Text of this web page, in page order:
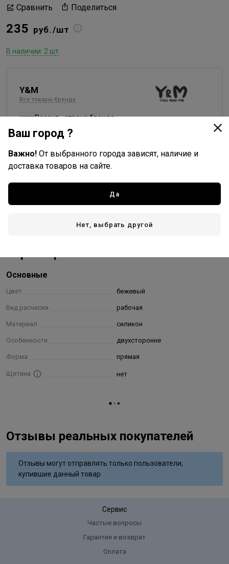
Сравнить Поделиться
235 руб./шт
В наличии: 2 шт
Y&M
Все товары бренда
Россия - страна бренда
Китай - страна производства
Доставка
Стоимость и способы доставки будут доступны при
Основные
Цвет бежевый
Вид расчески рабочая
Материал силикон
Особенности двухсторонне
Форма прямая
Щетина нет
Отзывы реальных покупателей
Отзывы могут отправлять только пользователи,
купившие данный товар
Сервис
Частые вопросы
Гарантия и возврат
Оплата
Ваш город ?
Важно! От выбранного города зависят, наличие и
доставка товаров на сайте.
Да
Нет, выбрать другой